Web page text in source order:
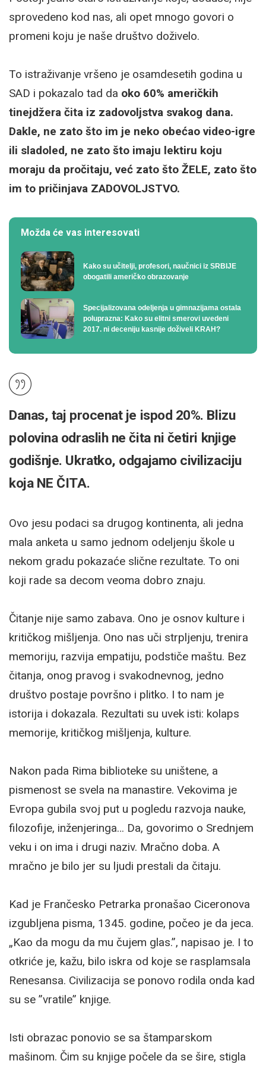
sprovedeno kod nas, ali opet mnogo govori o
promeni koju je naše društvo doživelo.
To istraživanje vršeno je osamdesetih godina u
SAD i pokazalo tad da oko 60% američkih
tinejdžera čita iz zadovoljstva svakog dana.
Dakle, ne zato što im je neko obećao video-igre
ili sladoled, ne zato što imaju lektiru koju
moraju da pročitaju, već zato što ŽELE, zato što
im to pričinjava ZADOVOLJSTVO.
Možda će vas interesovati
Kako su učitelji, profesori, naučnici iz SRBIJE
obogatili američko obrazovanje
Specijalizovana odeljenja u gimnazijama ostala
poluprazna: Kako su elitni smerovi uvedeni
2017. ni deceniju kasnije doživeli KRAH?
Danas, taj procenat je ispod 20%. Blizu
polovina odraslih ne čita ni četiri knjige
godišnje. Ukratko, odgajamo civilizaciju
koja NE ČITA.
Ovo jesu podaci sa drugog kontinenta, ali jedna
mala anketa u samo jednom odeljenju škole u
nekom gradu pokazaće slične rezultate. To oni
koji rade sa decom veoma dobro znaju.
Čitanje nije samo zabava. Ono je osnov kulture i
kritičkog mišljenja. Ono nas uči strpljenju, trenira
memoriju, razvija empatiju, podstiče maštu. Bez
čitanja, onog pravog i svakodnevnog, jedno
društvo postaje površno i plitko. I to nam je
istorija i dokazala. Rezultati su uvek isti: kolaps
memorije, kritičkog mišljenja, kulture.
Nakon pada Rima biblioteke su uništene, a
pismenost se svela na manastire. Vekovima je
Evropa gubila svoj put u pogledu razvoja nauke,
filozofije, inženjeringa… Da, govorimo o Srednjem
veku i on ima i drugi naziv. Mračno doba. A
mračno je bilo jer su ljudi prestali da čitaju.
Kad je Frančesko Petrarka pronašao Ciceronova
izgubljena pisma, 1345. godine, počeo je da jeca.
„Kao da mogu da mu čujem glas.”, napisao je. I to
otkriće je, kažu, bilo iskra od koje se rasplamsala
Renesansa. Civilizacija se ponovo rodila onda kad
su se ”vratile” knjige.
Isti obrazac ponovio se sa štamparskom
mašinom. Čim su knjige počele da se šire, stigla